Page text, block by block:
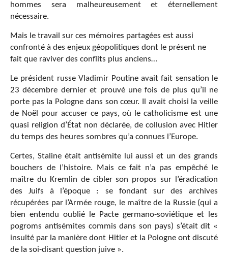
hommes sera malheureusement et éternellement
nécessaire.
Mais le travail sur ces mémoires partagées est aussi
confronté à des enjeux géopolitiques dont le présent ne
fait que raviver des conflits plus anciens…
Le président russe Vladimir Poutine avait fait sensation le
23 décembre dernier et prouvé une fois de plus qu’il ne
porte pas la Pologne dans son cœur. Il avait choisi la veille
de Noël pour accuser ce pays, où le catholicisme est une
quasi religion d’État non déclarée, de collusion avec Hitler
du temps des heures sombres qu’a connues l’Europe.
Certes, Staline était antisémite lui aussi et un des grands
bouchers de l’histoire. Mais ce fait n’a pas empêché le
maître du Kremlin de cibler son propos sur l’éradication
des Juifs à l’époque : se fondant sur des archives
récupérées par l’Armée rouge, le maître de la Russie (qui a
bien entendu oublié le Pacte germano-soviétique et les
pogroms antisémites commis dans son pays) s’était dit «
insulté par la manière dont Hitler et la Pologne ont discuté
de la soi-disant question juive ».